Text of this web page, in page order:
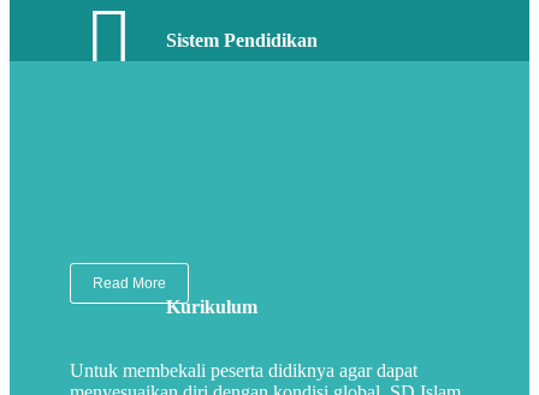
Sistem Pendidikan
Read More
Kurikulum
Untuk membekali peserta didiknya agar dapat